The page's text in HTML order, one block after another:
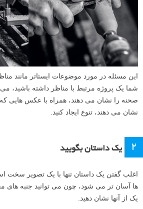
این مسئله در مورد موضوعات ایستاتر مانند
شما یک پروژه مرتبط با مناظر داشته باشید،
صحنه را نشان می دهند، همراه با عکس هایی
نشان می دهند، تنوع ایجاد کنید.
۲ یک داستان بگویید
اغلب گفتن یک داستان تنها با یک تصویر سخت
ها آسان تر می شود، چون می توانید جنبه های
یک از آنها نشان دهید.